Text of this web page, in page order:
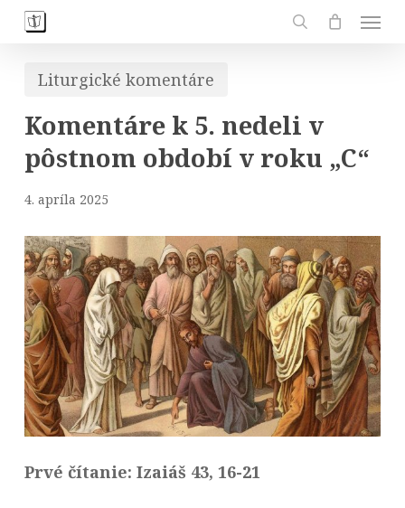
Skip
contentLiturgické komentáre
Komentáre k 5. nedeli v
pôstnom období v roku „C“
4. apríla 2025
Prvé čítanie: Izaiáš 43, 16-21